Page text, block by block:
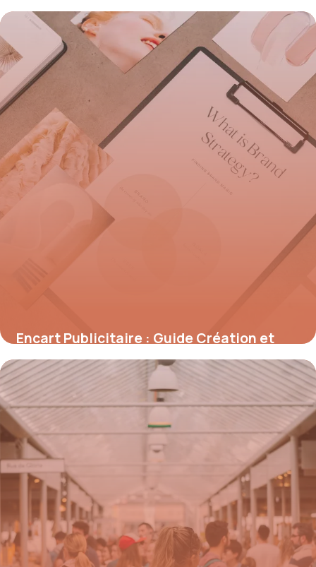
Encart Publicitaire : Guide Création et
Prix 2026
27 mai 2026